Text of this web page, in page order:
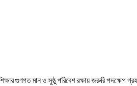
গুণগত মান ও সুষ্ঠু পরিবেশ রক্ষায় জরুরি পদক্ষেপ